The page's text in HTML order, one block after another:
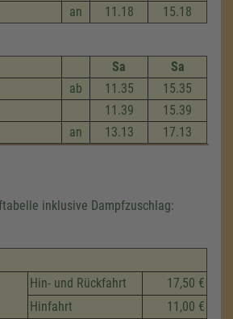
an 11.18 15.18
Sa
Sa
ab 11.35
15.35
11.39
15.39
an 13.13 17.13
inklusive Dampfzuschlag:
Hin- und Rückfahrt
17,50 €
Hinfahrt
11,00 €